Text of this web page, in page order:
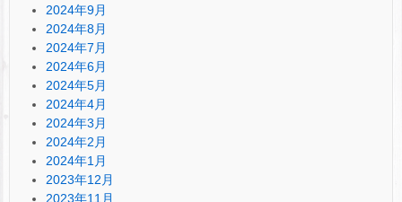
2024年9月
2024年8月
2024年7月
2024年6月
2024年5月
2024年4月
2024年3月
2024年2月
2024年1月
2023年12月
2023年11月